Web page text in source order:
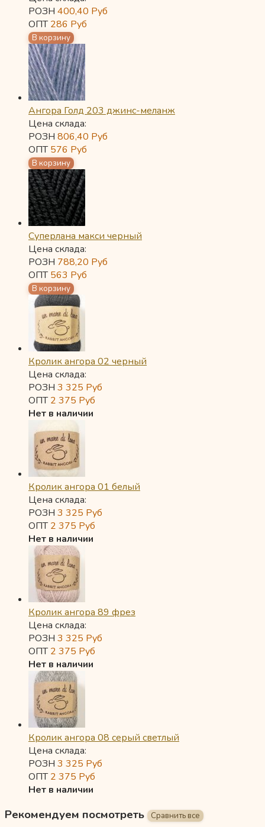
РОЗН 400,40 Руб
ОПТ286 Руб
Ангора Голд 203 джинс-меланж
Цена склада:
РОЗН 806,40 Руб
ОПТ576 Руб
Суперлана макси черный
Цена склада:
РОЗН 788,20 Руб
ОПТ563 Руб
Кролик ангора 02 черный
Цена склада:
РОЗН 3 325 Руб
ОПТ2 375 Руб
Нет в наличии
Кролик ангора 01 белый
Цена склада:
РОЗН 3 325 Руб
ОПТ2 375 Руб
Нет в наличии
Кролик ангора 89 фрез
Цена склада:
РОЗН 3 325 Руб
ОПТ2 375 Руб
Нет в наличии
Кролик ангора 08 серый светлый
Цена склада:
РОЗН 3 325 Руб
ОПТ2 375 Руб
Нет в наличии
Рекомендуем посмотреть